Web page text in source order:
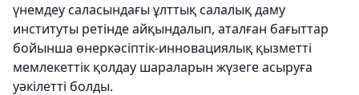
үнемдеу саласындағы ұлттық салалық даму
институты ретінде айқындалып, аталған бағыттар
бойынша өнеркәсіптік-инновациялық қызметті
мемлекеттік қолдау шараларын жүзеге асыруға
уәкілетті болды.